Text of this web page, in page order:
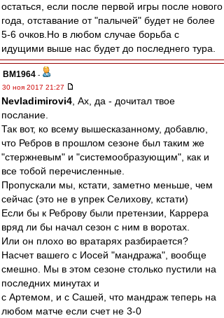
остаться, если после первой игры после нового
года, отставание от "палычей" будет не более
5-6 очков.Но в любом случае борьба с
идущими выше нас будет до последнего тура.
BM1964 -
30 ноя 2017 21:27
Nevladimirovi4 , Ах, да - дочитал твое
послание.
Так вот, ко всему вышесказанному, добавлю,
что Ребров в прошлом сезоне был таким же
"стержневым" и "системообразующим", как и
все тобой перечисленные.
Пропускали мы, кстати, заметно меньше, чем
сейчас (это не в упрек Селихову, кстати)
Если бы к Реброву были претензии, Каррера
вряд ли бы начал сезон с ним в воротах.
Или он плохо во вратарях разбирается?
Насчет вашего с Иосей "мандража", вообще
смешно. Мы в этом сезоне столько пустили на
последних минутах и
с Артемом, и с Сашей, что мандраж теперь на
любом матче если счет не 3-0